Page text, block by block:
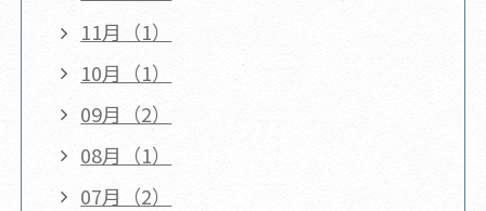
11月（1）
10月（1）
09月（2）
08月（1）
07月（2）